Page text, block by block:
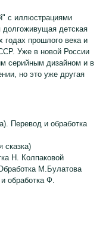
с иллюстрациями
долгоживущая детская
годах прошлого века и
Уже в новой России
серийным дизайном и в
но это уже другая
Перевод и обработка
сказка)
Н. Колпаковой
М.Булатова
обработка Ф.